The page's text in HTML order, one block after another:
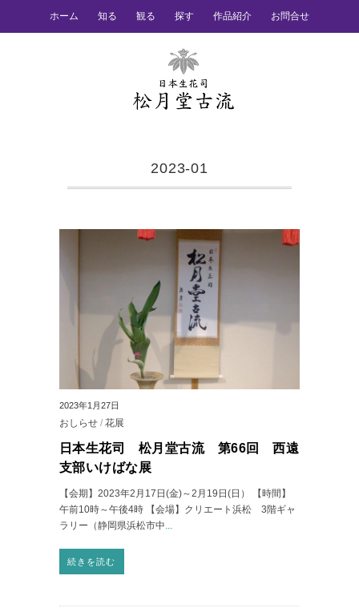
ホーム 知る 観る 探す 作品紹介 お問合せ
2023-01
2023年1月27日
おしらせ / 花展
日本生花司 松月堂古流 第66回 西遠
支部いけばな展
【会期】2023年2月17日(金)～2月19日(日） 【時間】
午前10時～午後4時 【会場】クリエート浜松 3階ギャ
ラリー（静岡県浜松市中...
続きを読む